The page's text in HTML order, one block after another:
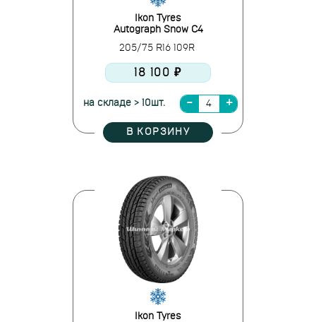
Ikon Tyres
Autograph Snow C4
205/75 R16 109R
18 100 ₽
на складе > 10шт.
В КОРЗИНУ
Ikon Tyres